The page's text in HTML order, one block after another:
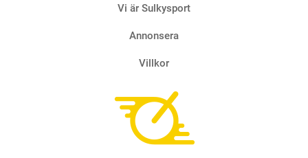
Vi är Sulkysport
Annonsera
Villkor